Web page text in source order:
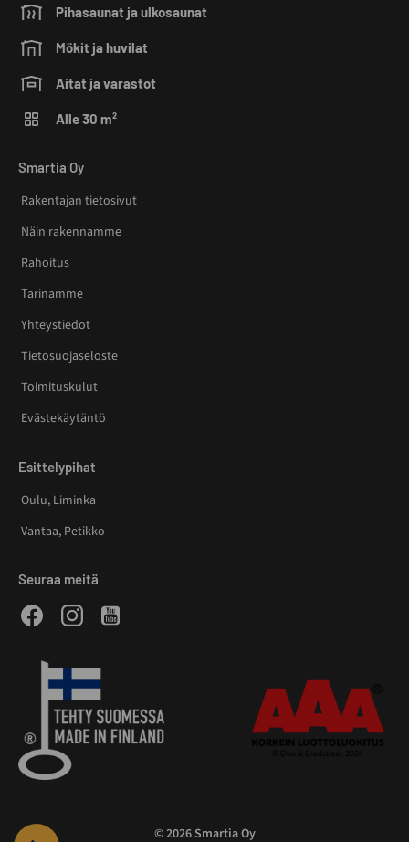
Pihasaunat ja ulkosaunat
Mökit ja huvilat
Aitat ja varastot
Alle 30 m²
Smartia Oy
Rakentajan tietosivut
Näin rakennamme
Rahoitus
Tarinamme
Yhteystiedot
Tietosuojaseloste
Toimituskulut
Evästekäytäntö
Esittelypihat
Oulu, Liminka
Vantaa, Petikko
Seuraa meitä
FacebookInstagramYoutube
© 2026 Smartia Oy